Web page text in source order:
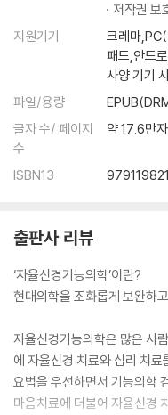
? 독특한 SMARTT 치료법
독소 배출하기
환경 에스트로겐(유사 에스
스테로이드 과용은 금물
비타민C 고농도 정맥 주사 치
? 독특한 SMART 치료법 -
유방에 도움되는 기타 영양제
사례1 자율신경기능의학 치료
덩어리가 사라졌어요
요
사례3 버려야 할 습관을 고치
사례4 케톤 식이 요법으로 암
재발했어요
저작권 보
지원기기
크레마
패드,안드
사양 기기
파일/용량
글자 수/ 페이지
수
약 17.6만
ISBN13
출판사 리뷰
‘자율신경기능의학’이란?
현대의학을 조화롭게 보완하
자율신경기능의학은 많은 사
에 자율신경 치료와 심리 치
요법을 우선하면서 기능의학
마음치료에 더불어 자율신경